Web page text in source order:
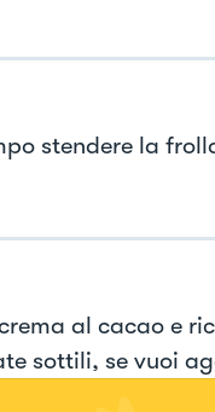
stendere la
al cacao e
sottili, se vuoi